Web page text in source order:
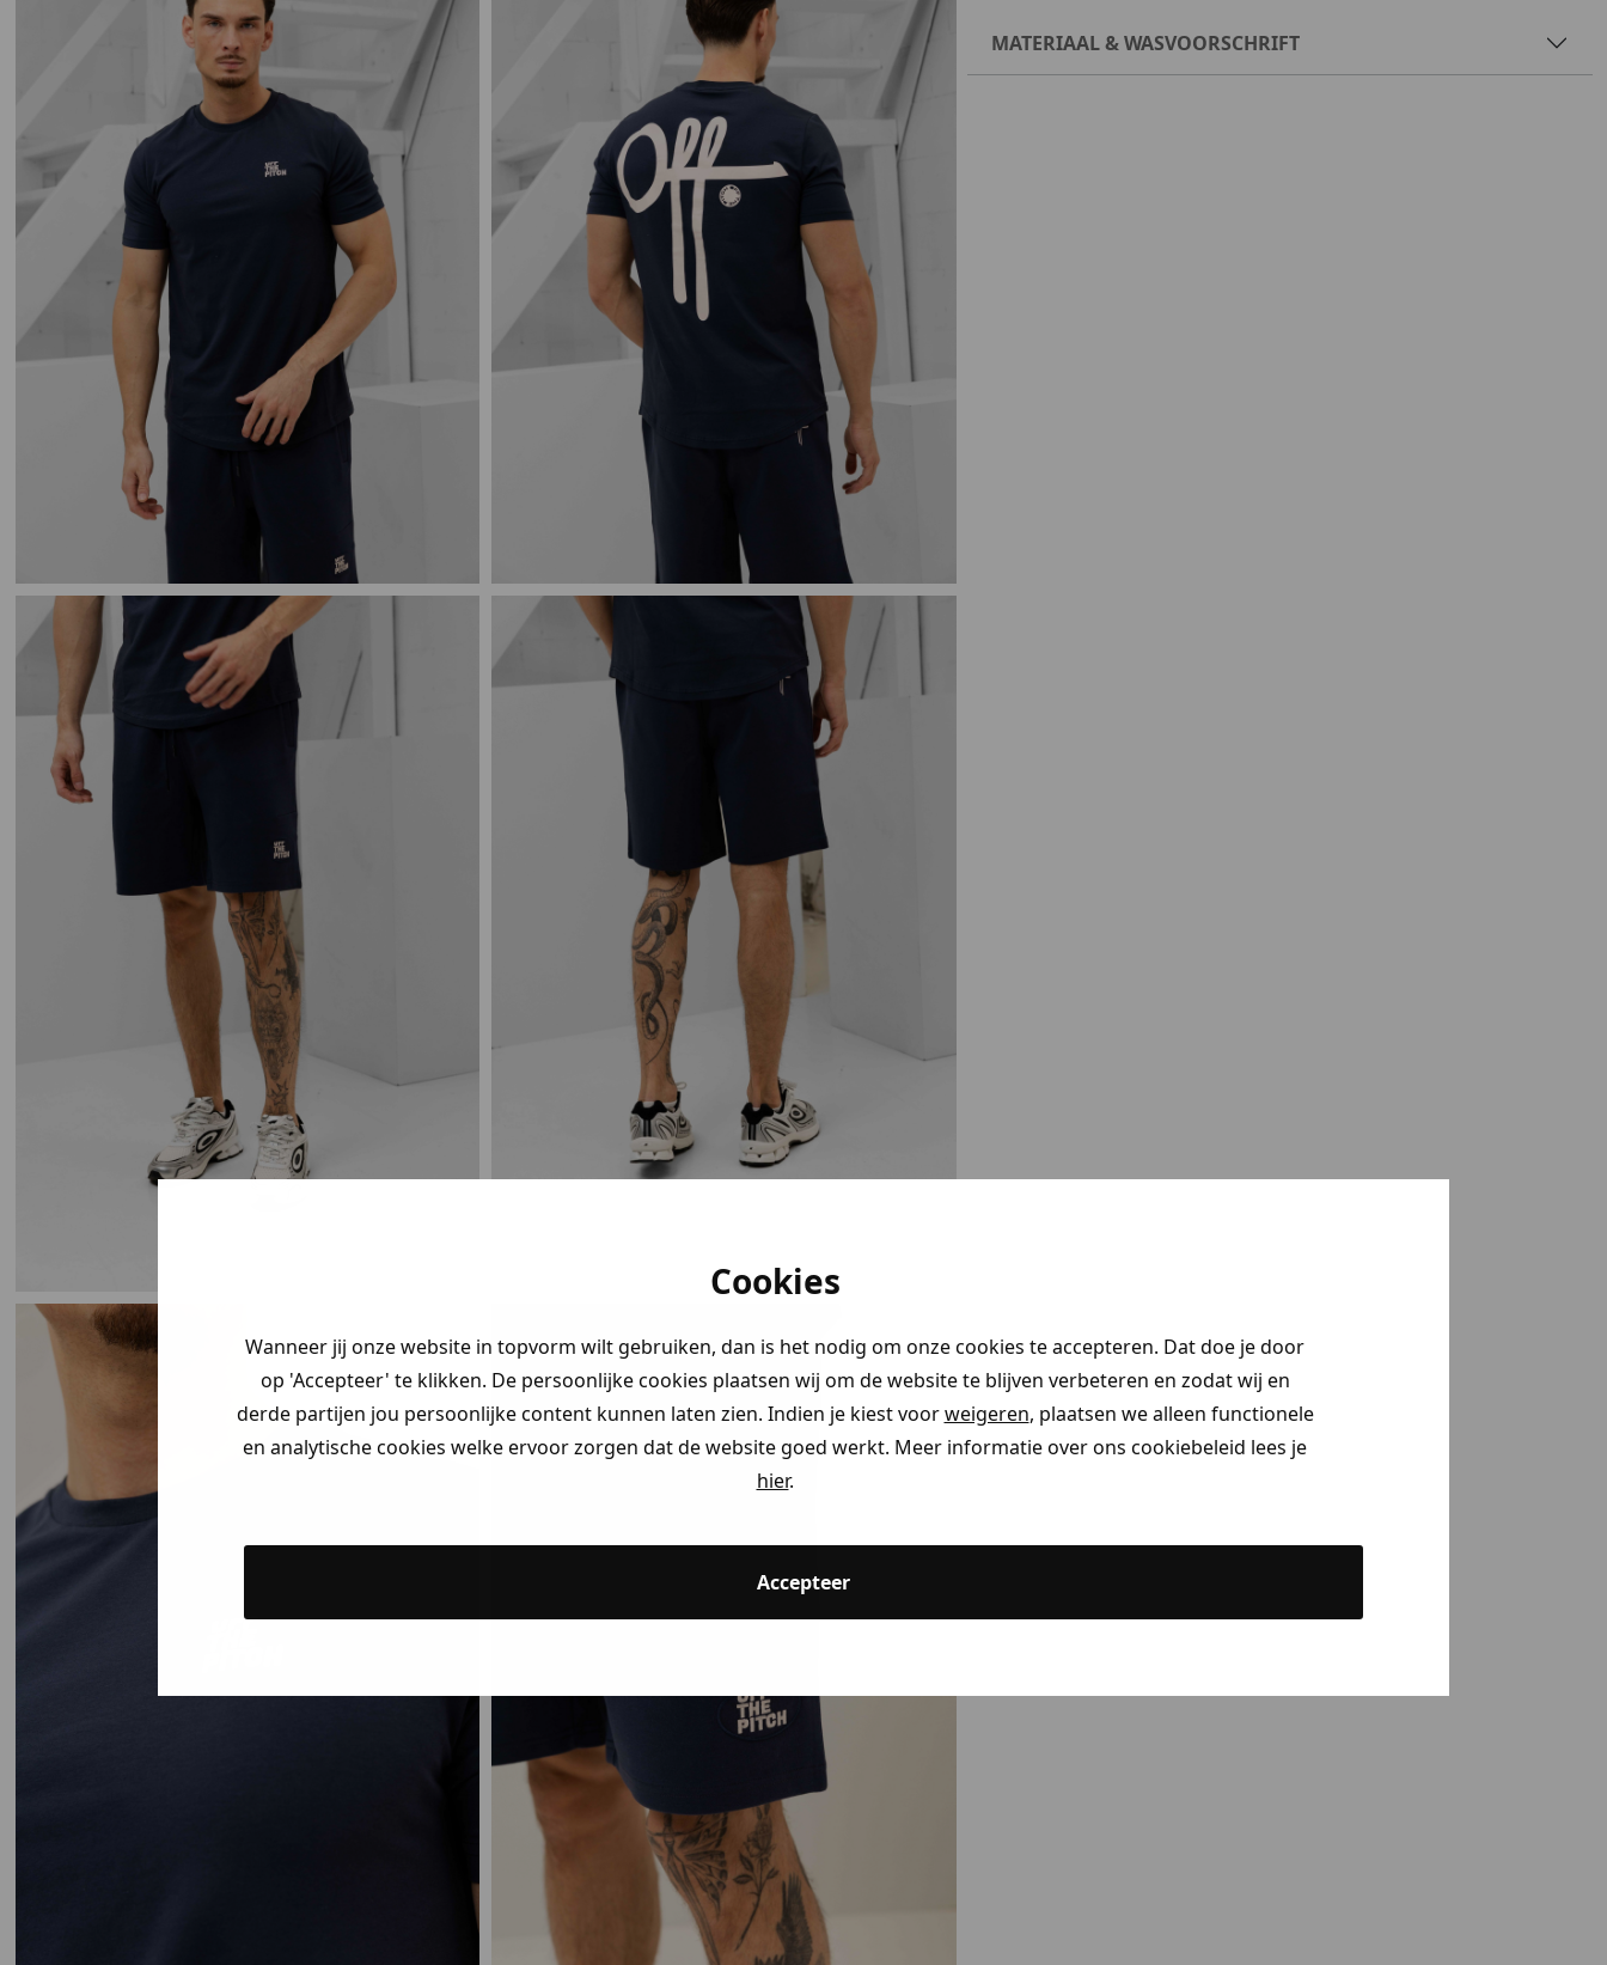
Cookies
Wanneer jij onze website in topvorm wilt gebruiken, dan is het nodig om onze cookies te accepteren. Dat doe je door
op 'Accepteer' te klikken. De persoonlijke cookies plaatsen wij om de website te blijven verbeteren en zodat wij en
derde partijen jou persoonlijke content kunnen laten zien. Indien je kiest voorweigeren, plaatsen we alleen functionele
en analytische cookies welke ervoor zorgen dat de website goed werkt. Meer informatie over ons cookiebeleid lees je
hier.
Accepteer
MATERIAAL & WASVOORSCHRIFT
Vertel ons waar je naar op
zoek bent en claim direct
jouwkorting.
Gewoon rondkijken